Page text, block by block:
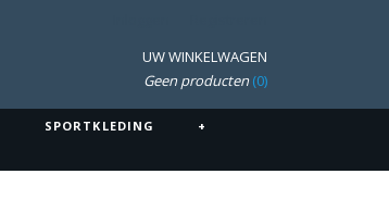
UW WINKELWAGEN
Geen producten(0)
SPORTKLEDING +